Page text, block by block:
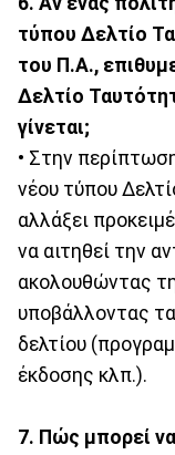
τύπου Δελτίο
του Π.Α.,
Δελτίο
γίνεται;
• Στην
νέου τύπου
αλλάξει
να αιτηθεί την
ακολουθώντας
υποβάλλοντας
δελτίου
έκδοσης κλπ.).
7. Πώς μπορεί